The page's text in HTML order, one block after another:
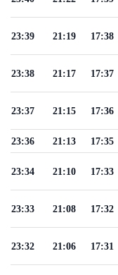
17:38
21:19
23:39
17:37
21:17
23:38
17:36
21:15
23:37
17:35
21:13
23:36
17:33
21:10
23:34
17:32
21:08
23:33
17:31
21:06
23:32